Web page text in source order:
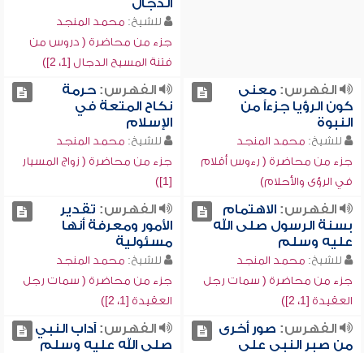
الدجال
للشيخ: محمد المنجد
جزء من محاضرة ( دروس من
فتنة المسيح الدجال [1، 2])
الفهرس:معنى
كون الرؤيا جزءاً من
النبوة
للشيخ: محمد المنجد
جزء من محاضرة ( رءوس أقلام
في الرؤى والأحلام)
الفهرس:حرمة
نكاح المتعة في
الإسلام
للشيخ: محمد المنجد
جزء من محاضرة ( زواج المسيار
[1])
الفهرس:الاهتمام
بسنة الرسول صلى الله
عليه وسلم
للشيخ: محمد المنجد
جزء من محاضرة ( سمات رجل
العقيدة [1، 2])
الفهرس: تقدير
الأمور ومعرفة أنها
مسئولية
للشيخ: محمد المنجد
جزء من محاضرة ( سمات رجل
العقيدة [1، 2])
الفهرس: صور أخرى
من صبر النبي على
الفهرس:آداب النبي
صلى الله عليه وسلم